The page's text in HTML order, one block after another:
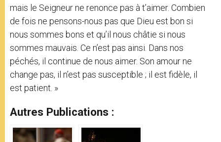
mais le Seigneur ne renonce pas à t’aimer. Combien
de fois ne pensons-nous pas que Dieu est bon si
nous sommes bons et qu’il nous châtie si nous
sommes mauvais. Ce n’est pas ainsi. Dans nos
péchés, il continue de nous aimer. Son amour ne
change pas, il n’est pas susceptible ; il est fidèle, il
est patient. »
Autres Publications :